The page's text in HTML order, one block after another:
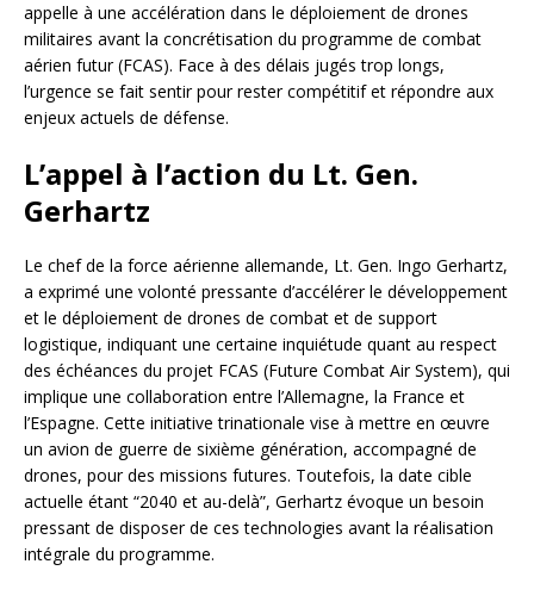
appelle à une accélération dans le déploiement de drones
militaires avant la concrétisation du programme de combat
aérien futur (FCAS). Face à des délais jugés trop longs,
l’urgence se fait sentir pour rester compétitif et répondre aux
enjeux actuels de défense.
L’appel à l’action du Lt. Gen.
Gerhartz
Le chef de la force aérienne allemande, Lt. Gen. Ingo Gerhartz,
a exprimé une volonté pressante d’accélérer le développement
et le déploiement de drones de combat et de support
logistique, indiquant une certaine inquiétude quant au respect
des échéances du projet FCAS (Future Combat Air System), qui
implique une collaboration entre l’Allemagne, la France et
l’Espagne. Cette initiative trinationale vise à mettre en œuvre
un avion de guerre de sixième génération, accompagné de
drones, pour des missions futures. Toutefois, la date cible
actuelle étant “2040 et au-delà”, Gerhartz évoque un besoin
pressant de disposer de ces technologies avant la réalisation
intégrale du programme.